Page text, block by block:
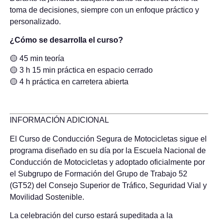
toma de decisiones, siempre con un enfoque práctico y
personalizado.
¿Cómo se desarroll a el curso?
🟡 45 min teoría
🟡 3 h 15 min práctica en espacio cerrado
🟡 4 h práctica en carretera abierta
INFORMACIÓN ADICIONAL
El Curso de Conducción Segura de Motocicletas sigue el
programa diseñado en su día por la Escuela Nacional de
Conducción de Motocicletas y adoptado oficialmente por
el Subgrupo de Formación del Grupo de Trabajo 52
(GT52) del Consejo Superior de Tráfico, Seguridad Vial y
Movilidad Sostenible.
La celebración del curso estará supeditada a la